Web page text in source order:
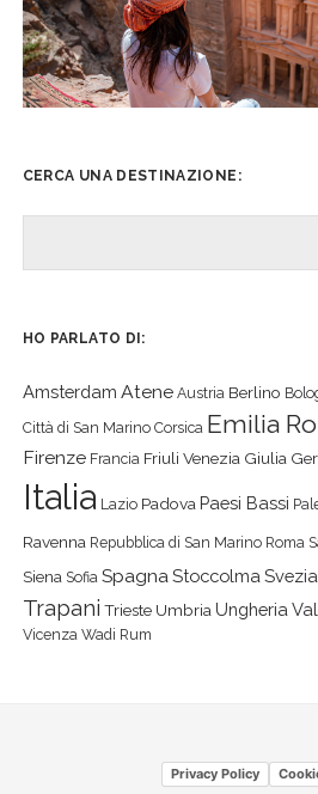
CERCA UNA DESTINAZIONE:
HO PARLATO DI:
Amsterdam Atene Austria Berlino
Città di San Marino Corsica Emilia
Firenze Francia Friuli Venezia Giulia
Italia Lazio Padova Paesi Bassi
Ravenna Repubblica di San Marino Roma
Siena Sofia SpagnaStoccolma Svezia
Trapani Trieste Umbria Ungheria
Vicenza Wadi Rum
Privacy Policy